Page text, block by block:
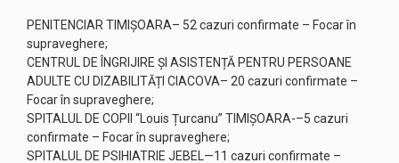
PENITENCIAR TIMIȘOARA– 52 cazuri confirmate – Focar în
supraveghere;
CENTRUL DE ÎNGRIJIRE ȘI ASISTENȚĂ PENTRU PERSOANE
ADULTE CU DIZABILITĂȚI CIACOVA– 20 cazuri confirmate –
Focar în supraveghere;
SPITALUL DE COPII “Louis Țurcanu” TIMIȘOARA-–5 cazuri
confirmate – Focar în supraveghere;
SPITALUL DE PSIHIATRIE JEBEL—11 cazuri confirmate –